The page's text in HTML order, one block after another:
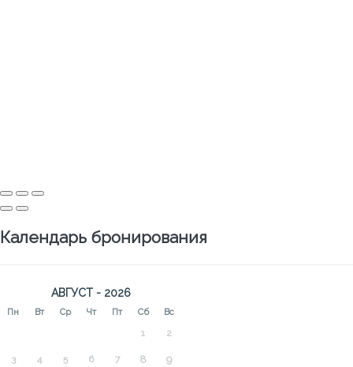
Календарь бронирования
АВГУСТ - 2026
Пн Вт Ср Чт Пт Сб Вс
1 2
3 4 5 6 7 8 9